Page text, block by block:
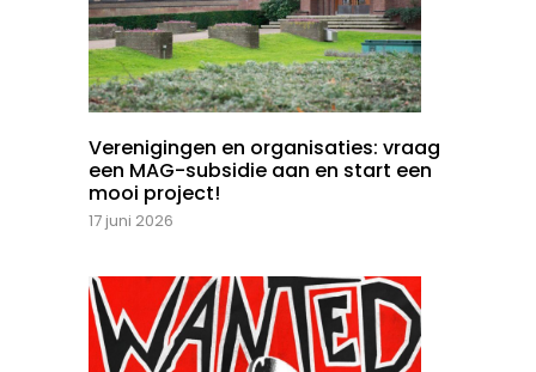
Verenigingen en organisaties: vraag
een MAG-subsidie aan en start een
mooi project!
17 juni 2026